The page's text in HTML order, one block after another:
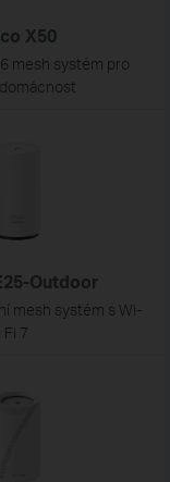
X50
mesh systém pro
Outdoor
mesh systém s Wi-
Fi 7